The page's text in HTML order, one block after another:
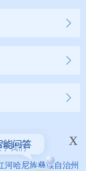
于我们
河哈尼族彝族自治州
x